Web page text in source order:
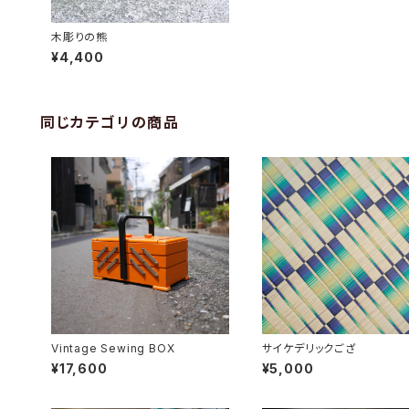
木彫りの熊
¥4,400
同じカテゴリの商品
Vintage Sewing BOX
¥17,600
サイケデリックござ
¥5,000